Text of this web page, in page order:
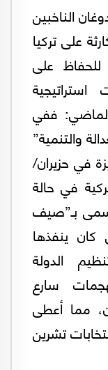
الناخبين
على تركيا
للحفاظ على
ففي
والتنمية”
في حزيران/
في حالة
بـ”صيف
كان ينفذها
الدولة
سارع
مما أعطى
تشرين